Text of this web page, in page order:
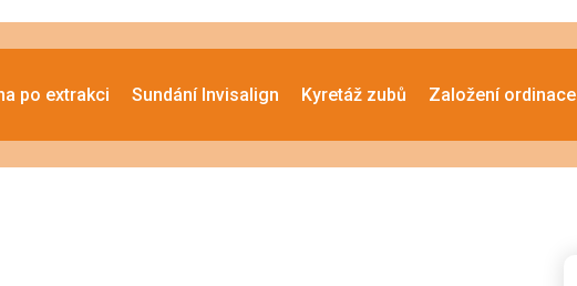
po extrakci Sundání Invisalign Kyretáž zubů Založení ordinace